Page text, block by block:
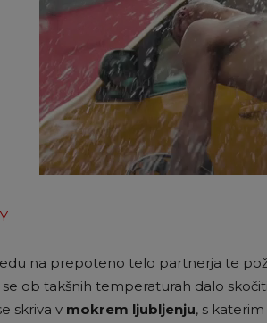
na prepoteno telo partnerja te
ob takšnih temperaturah dalo
skriva v mokrem ljubljenju, s